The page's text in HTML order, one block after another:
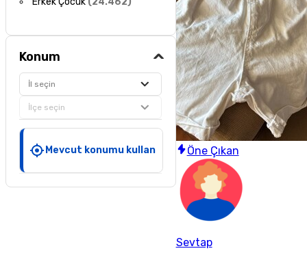
Konum
İl seçin
İlçe seçin
Mevcut konumu kullan Öne Çıkan
Sevtap